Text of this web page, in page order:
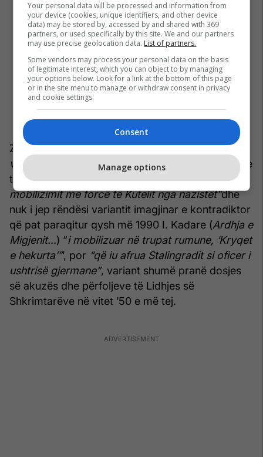
Z. Sánchez Lizarralde zbret edhe në terrenin e
vështirë dhe të vështirësuartë aspekteve jetësore
të Kutelit. Ai kupton fort mirë “tragjedinë e
mobilizimit me forcë të Kutelit nga nazistët”dhe
nuk i jep rëndësi variantit imagjinar e kontradiktor
që pat paraqitur qysh më 1990 I. Kadare (Ardhja e
Migjenit…) “i mobilizuar në trupat rumune, ‘Kryqet
e hekurta’”’, por “që iu afrua Stalingradit si oficer i
ushtrisë gjermane”, variant shumë pranë dosjes
së akuzës dhe përfoljeve të Lidhjes së
Shkrimtarëve në vitet ’50 e më tej.
Your personal data will be processed and information from
your device (cookies, unique identifiers, and other device
data) may be stored by, accessed by and shared with 369
partners, or used specifically by this site. We and our partners
may use precise geolocation data. List of partners.
Some vendors may process your personal data on the basis
of legitimate interest, which you can object to by managing
your options below. Look for a link at the bottom of this page
or in the site menu to manage or withdraw consent in privacy
and cookie settings.
Consent
Manage options